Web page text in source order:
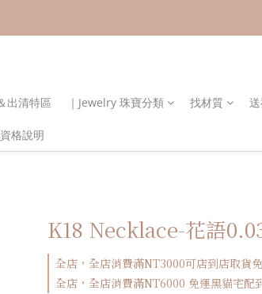
金
金
出清特區 ｜Jewelry 珠寶分類 找材質
格說明
K18 Necklace-花語
全店，全店消費滿NT3000可店到店取貨免
全店，全店消費滿NT6000 免運黑貓宅配